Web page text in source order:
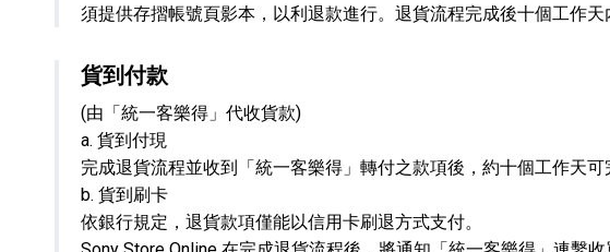
須提供存摺帳號頁影本，以利退款進行。退貨流程完成後十個工作天
貨到付款
(由「統一客樂得」代收貨款)
a. 貨到付現
完成退貨流程並收到「統一客樂得」轉付之款項後，約十個工作天可
b. 貨到刷卡
依銀行規定，退貨款項僅能以信用卡刷退方式支付。